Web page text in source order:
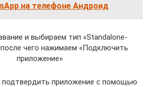
на телефоне Андроид
и выбираем тип «Standalone-
чего нажимаем «Подключить
приложение»
приложение с помощью